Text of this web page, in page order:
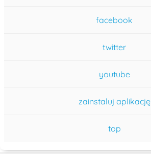
facebook
twitter
youtube
zainstaluj aplikację
top